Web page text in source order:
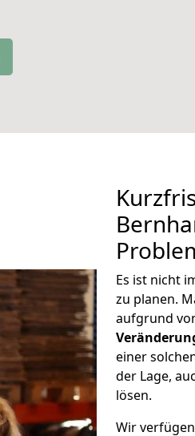
Es ist nicht
zu planen.
aufgrund
einer
der Lage,
lösen.
Wir